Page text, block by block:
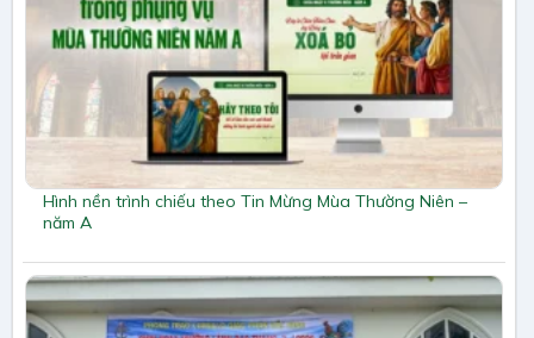
Hình nền trình chiếu theo Tin Mừng Mùa Thường Niên –
năm A